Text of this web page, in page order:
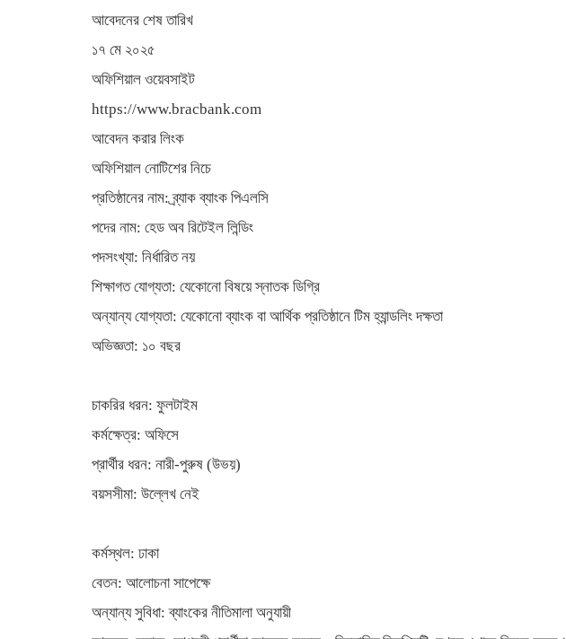
আবেদনের শেষ তারিখ
১৭ মে ২০২৫
অফিশিয়াল ওয়েবসাইট
https://www.bracbank.com
আবেদন করার লিংক
অফিশিয়াল নোটিশের নিচে
প্রতিষ্ঠানের নাম: ব্র্যাক ব্যাংক পিএলসি
পদের নাম: হেড অব রিটেইল লিন্ডিং
পদসংখ্যা: নির্ধারিত নয়
শিক্ষাগত যোগ্যতা: যেকোনো বিষয়ে স্নাতক ডিগ্রি
অন্যান্য যোগ্যতা: যেকোনো ব্যাংক বা আর্থিক প্রতিষ্ঠানে টিম হ্যান্ডলিং দক্ষতা
অভিজ্ঞতা: ১০ বছর
চাকরির ধরন: ফুলটাইম
কর্মক্ষেত্র: অফিসে
প্রার্থীর ধরন: নারী-পুরুষ (উভয়)
বয়সসীমা: উল্লেখ নেই
কর্মস্থল: ঢাকা
বেতন: আলোচনা সাপেক্ষে
অন্যান্য সুবিধা: ব্যাংকের নীতিমালা অনুযায়ী